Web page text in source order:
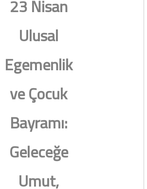
23 Nisan
Ulusal
Egemenlik
ve Çocuk
Bayramı:
Geleceğe
Umut,